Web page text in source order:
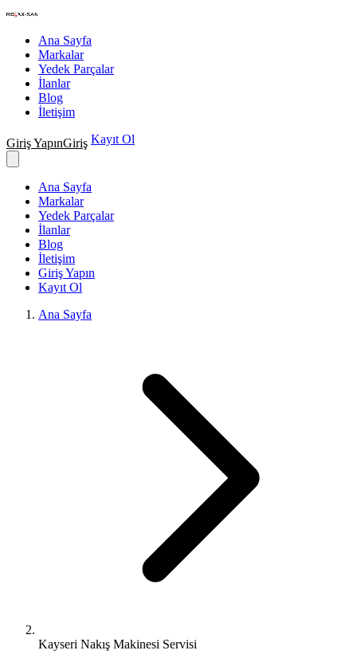
Nakış Makineleri Teknik Servisi
Ana Sayfa
Markalar
Yedek Parçalar
İlanlar
Blog
İletişim
Giriş YapınGiriş Kayıt Ol
Ana Sayfa
Markalar
Yedek Parçalar
İlanlar
Blog
İletişim
Giriş Yapın
Kayıt Ol
Ana Sayfa
Kayseri Nakış Makinesi Servisi